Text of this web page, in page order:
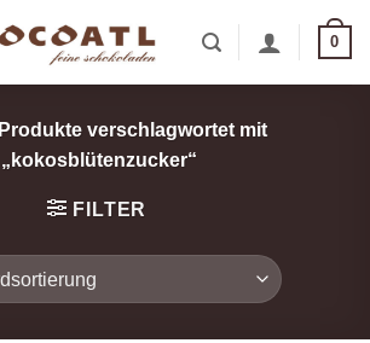
0
Produkte verschlagwortet mit
„kokosblütenzucker“
FILTER